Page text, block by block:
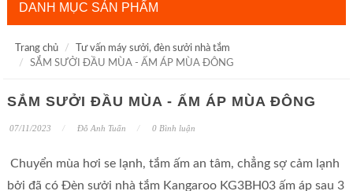
DANH MỤC SẢN PHẨM
Trang chủ
Tư vấn máy sưởi, đèn sưởi nhà tắm
SẮM SƯỞI ĐẦU MÙA - ẤM ÁP MÙA ĐÔNG
SẮM SƯỞI ĐẦU MÙA - ẤM ÁP MÙA ĐÔNG
07/11/2023 Đỗ Anh Tuấn 0 Bình luận
Chuyển mùa hơi se lạnh, tắm ấm an tâm, chẳng sợ cảm lạnh
bởi đã có Đèn sưởi nhà tắm Kangaroo KG3BH03 ấm áp sau 3